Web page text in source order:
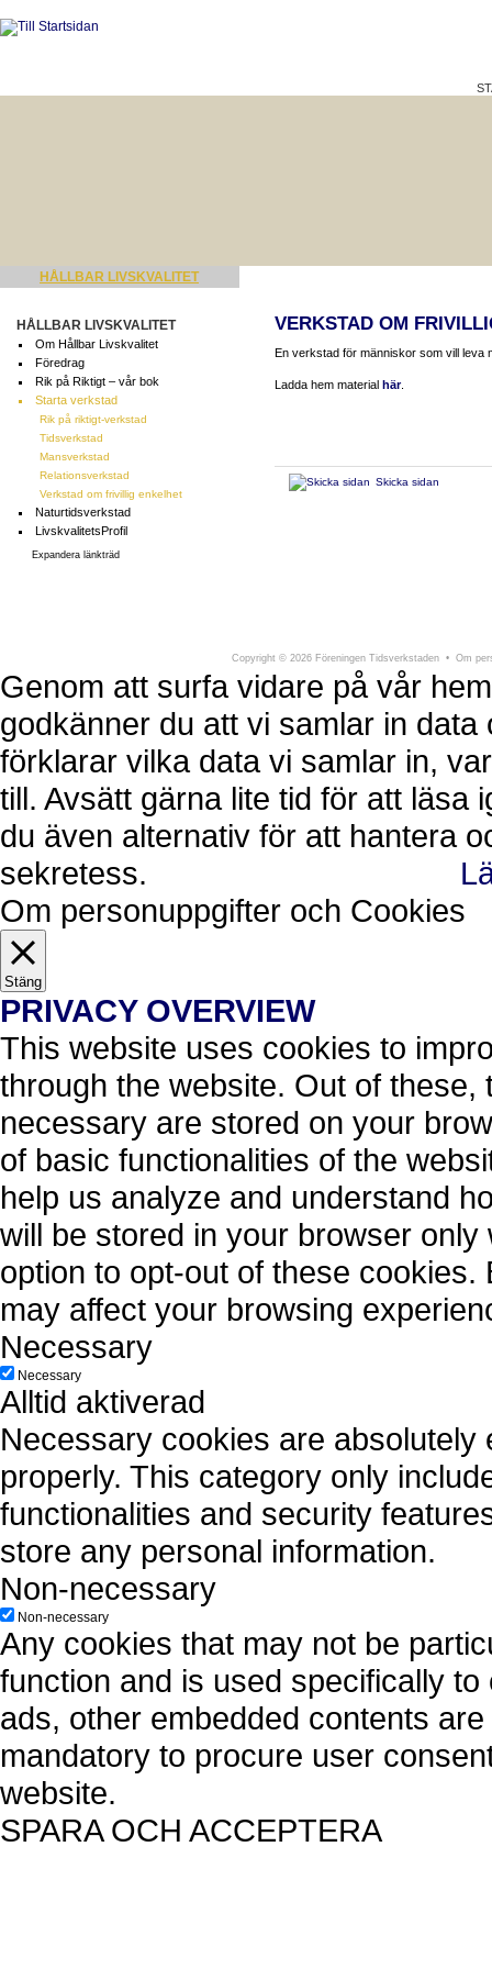
HÅLLBAR LIVSKVALITET
HÅLLBAR LIVSKVALITET
Om Hållbar Livskvalitet
Föredrag
Rik på Riktigt – vår bok
Starta verkstad
Rik på riktigt-verkstad
Tidsverkstad
Mansverkstad
Relationsverkstad
Verkstad om frivillig enkelhet
Naturtidsverkstad
LivskvalitetsProfil
Expandera länkträd
VERKSTAD OM
En verkstad för människor som vill leva
Ladda hem material här.
Skicka sidan
Copyright © 2026 Föreningen Tidsverkstaden • Om
Genom att surfa vidare på vår
godkänner du att vi samlar in
förklarar vilka data vi samlar in,
till. Avsätt gärna lite tid för att läsa
du även alternativ för att hantera
sekretess.
Om personuppgifter och Cookies
Stäng
PRIVACY OVERVIEW
This website uses cookies to
through the website. Out of
necessary are stored on your
of basic functionalities of the
help us analyze and understand
will be stored in your browser
option to opt-out of these
may affect your browsing
Necessary
Necessary
Alltid aktiverad
Necessary cookies are
properly. This category only
functionalities and security
store any personal information.
Non-necessary
Non-necessary
Any cookies that may not be
function and is used specifically
ads, other embedded contents
mandatory to procure user
website.
SPARA OCH ACCEPTERA